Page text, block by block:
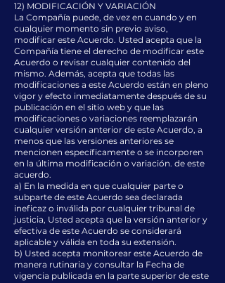
12) MODIFICACIÓN Y VARIACIÓN
La Compañía puede, de vez en cuando y en
cualquier momento sin previo aviso,
modificar este Acuerdo. Usted acepta que la
Compañía tiene el derecho de modificar este
Acuerdo o revisar cualquier contenido del
mismo. Además, acepta que todas las
modificaciones a este Acuerdo están en pleno
vigor y efecto inmediatamente después de su
publicación en el sitio web y que las
modificaciones o variaciones reemplazarán
cualquier versión anterior de este Acuerdo, a
menos que las versiones anteriores se
mencionen específicamente o se incorporen
en la última modificación o variación. de este
acuerdo.
a) En la medida en que cualquier parte o
subparte de este Acuerdo sea declarada
ineficaz o inválida por cualquier tribunal de
justicia, Usted acepta que la versión anterior y
efectiva de este Acuerdo se considerará
aplicable y válida en toda su extensión.
b) Usted acepta monitorear este Acuerdo de
manera rutinaria y consultar la Fecha de
vigencia publicada en la parte superior de este